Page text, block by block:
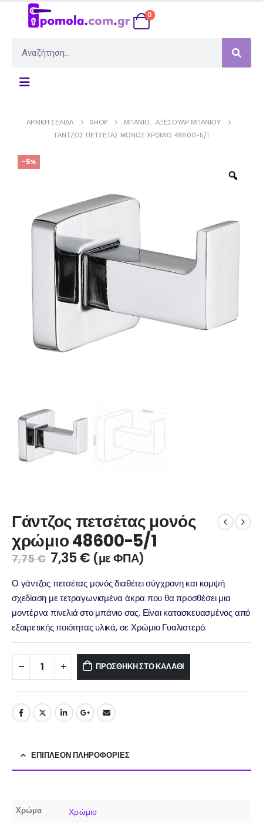
0
ΑΡΧΙΚΉ ΣΕΛΊΔΑ SHOP ΜΠΆΝΙΟ, ΑΞΕΣΟΥΆΡ ΜΠΆΝΙΟΥ
ΓΆΝΤΖΟΣ ΠΕΤΣΈΤΑΣ ΜΟΝΌΣ ΧΡΏΜΙΟ 48600-5/1
-5%
Γάντζος πετσέτας μονός
χρώμιο 48600-5/1
7,75€ 7,35€ (με ΦΠΑ)
Ο γάντζος πετσέτας μονός διαθέτει σύγχρονη και κομψή
σχεδίαση με τετραγωνισμένα άκρα που θα προσθέσει μια
μοντέρνα πινελιά στο μπάνιο σας. Είναι κατασκευασμένος από
εξαιρετικής ποιότητας υλικά, σε Χρώμιο Γυαλιστερό.
ΠΡΟΣΘΉΚΗ ΣΤΟ ΚΑΛΆΘΙ
ΕΠΙΠΛΈΟΝ ΠΛΗΡΟΦΟΡΊΕΣ
Χρώμα Χρώμιο